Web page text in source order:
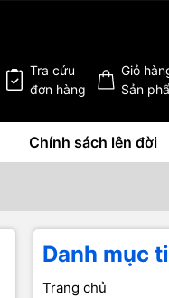
Tra cứu
đơn hàng
Giỏ
Sản
Chính sách lên đời
Danh mục
Trang chủ